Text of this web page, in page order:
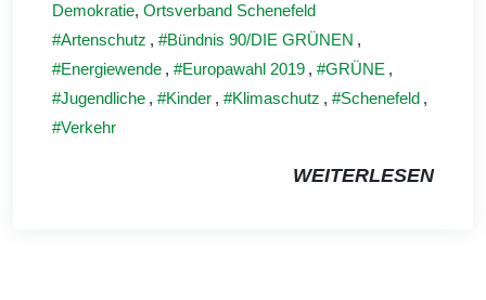
Demokratie, Ortsverband Schenefeld
Artenschutz , Bündnis 90/DIE GRÜNEN ,
Energiewende , Europawahl 2019 , GRÜNE ,
Jugendliche , Kinder , Klimaschutz , Schenefeld ,
Verkehr
WEITERLESEN